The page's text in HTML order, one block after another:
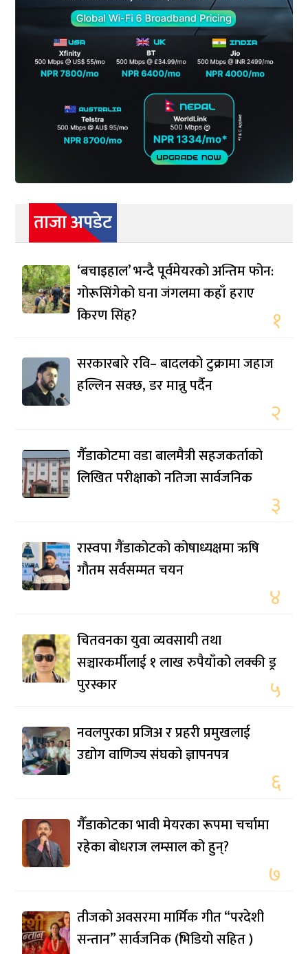
ताजा अपडेट
‘बचाइहाल’ भन्दै पूर्वमेयरको अन्तिम फोन:
गोरूसिंगेको घना जंगलमा कहाँ हराए
किरण सिंह?
१
सरकारबारे रवि– बादलको टुक्रामा जहाज
हल्लिन सक्छ, डर मान्नु पर्दैन
२
गैँडाकोटमा वडा बालमैत्री सहजकर्ताको
लिखित परीक्षाको नतिजा सार्वजनिक
३
रास्वपा गैंडाकोटको कोषाध्यक्षमा ऋषि
गौतम सर्वसम्मत चयन
४
चितवनका युवा व्यवसायी तथा
सञ्चारकर्मीलाई १ लाख रुपैयाँको लक्की ड्र
पुरस्कार
५
नवलपुरका प्रजिअ र प्रहरी प्रमुखलाई
उद्योग वाणिज्य संघको ज्ञापनपत्र
६
गैँडाकोटका भावी मेयरका रूपमा चर्चामा
रहेका बोधराज लम्साल को हुन्?
७
तीजको अवसरमा मार्मिक गीत “परदेशी
सन्तान” सार्वजनिक (भिडियो सहित )